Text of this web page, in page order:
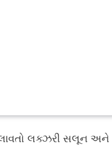
લક્ઝરી સલૂન અને